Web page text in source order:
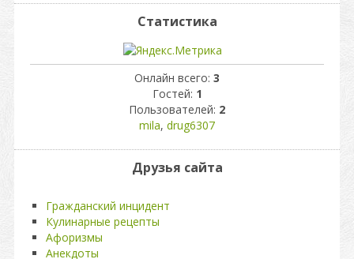
Статистика
Онлайн всего: 3
Гостей: 1
Пользователей: 2
mila, drug6307
Друзья сайта
Гражданский инцидент
Кулинарные рецепты
Афоризмы
Анекдоты